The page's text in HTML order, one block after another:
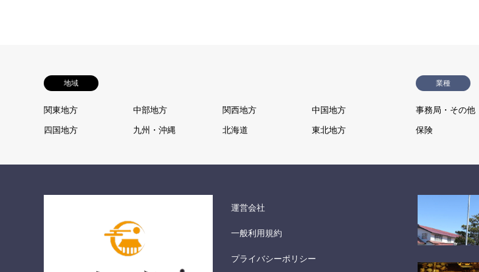
地域
関東地方 中部地方 関西地方 中国地方
四国地方 九州・沖縄 北海道 東北地方
業種
事務局・その他
保険
運営会社
一般利用規約
プライバシーポリシー